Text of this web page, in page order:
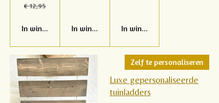
€ 12,95
In winkelwagenIn winkelwagenIn winkelwagen
Zelf te personaliseren
Luxe gepersonaliseerde
tuinladders